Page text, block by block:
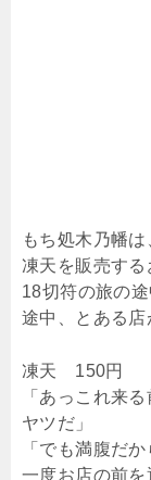
もち処木乃幡
凍天を販売する
18切符の旅の
途中、とある店
凍天 150円
「あっこれ来
ヤツだ」
「でも満腹だ
一度お店の前を